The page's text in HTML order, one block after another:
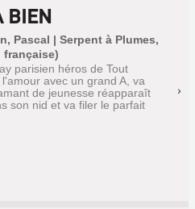
BIEN
Pascal | Serpent à Plumes,
française)
parisien héros de Tout
avec un grand A, va
de jeunesse réapparaît
son nid et va filer le parfait